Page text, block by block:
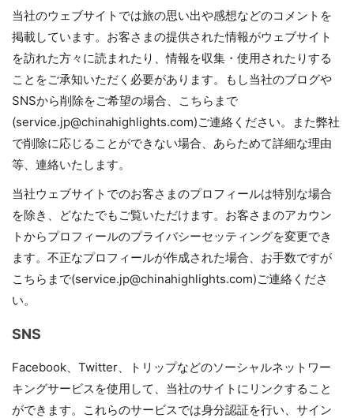
当社のウェブサイトでは旅の思い出や感想などのコメントを
掲載しています。お客さまの提供された情報がウェブサイト
を訪れた方々に読まれたり、情報を収集・使用されたりする
ことをご承知いただく必要があります。もし当社のブログや
SNSから削除をご希望の場合、こちらまで
(service.jp@chinahighlights.com)ご連絡ください。また弊社
で削除に応じることができない場合、あらためて詳細な理由
等、連絡いたします。
当社ウェブサイトでのお客さまのプロフィールは特別な場合
を除き、どなたでもご覧いただけます。お客さまのアカウン
トからプロフィールのプライバシーセッティングを変更でき
ます。不正なプロフィールが作成された場合、お手数ですが
こちらまで(service.jp@chinahighlights.com)ご連絡くださ
い。
SNS
Facebook、Twitter、トリップなどのソーシャルネットワー
キングサービスを使用して、当社のサイトにリンクすること
ができます。これらのサービスでは身分認証を行い、サイン